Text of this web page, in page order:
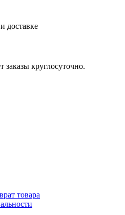
доставке
круглосуточно.
товара